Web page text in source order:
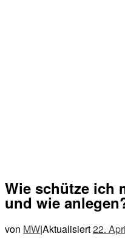
Wie schütze ich
und wie
von MW|Aktualisiert22.